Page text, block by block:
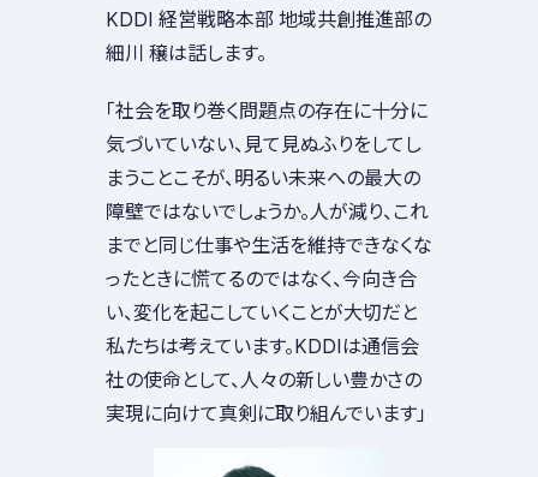
KDDI 経営戦略本部 地域共創推進部の
細川 穣は話します。
「社会を取り巻く問題点の存在に十分に
気づいていない、見て見ぬふりをしてし
まうことこそが、明るい未来への最大の
障壁ではないでしょうか。人が減り、これ
までと同じ仕事や生活を維持できなくな
ったときに慌てるのではなく、今向き合
い、変化を起こしていくことが大切だと
私たちは考えています。KDDIは通信会
社の使命として、人々の新しい豊かさの
実現に向けて真剣に取り組んでいます」